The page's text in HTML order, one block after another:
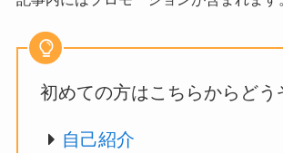
初めての方はこちらからどう
自己紹介